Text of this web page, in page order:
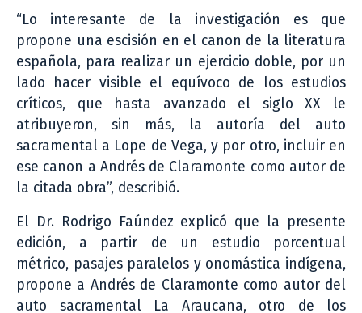
“Lo interesante de la investigación es que
propone una escisión en el canon de la literatura
española, para realizar un ejercicio doble, por un
lado hacer visible el equívoco de los estudios
críticos, que hasta avanzado el siglo XX le
atribuyeron, sin más, la autoría del auto
sacramental a Lope de Vega, y por otro, incluir en
ese canon a Andrés de Claramonte como autor de
la citada obra”, describió.
El Dr. Rodrigo Faúndez explicó que la presente
edición, a partir de un estudio porcentual
métrico, pasajes paralelos y onomástica indígena,
propone a Andrés de Claramonte como autor del
auto sacramental La Araucana, otro de los